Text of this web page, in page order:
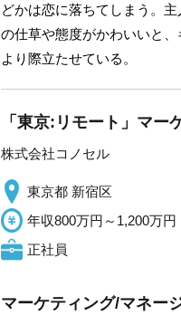
どかは恋に落ちてしまう。
の仕草や態度がかわいいと
より際立たせている。
「東京:リモート」マー
株式会社コノセル
東京都 新宿区
年収800万円～1,200万円
正社員
マーケティング/マネー